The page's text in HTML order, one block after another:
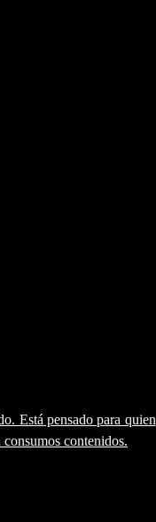
Está pensado para quien
contenidos.